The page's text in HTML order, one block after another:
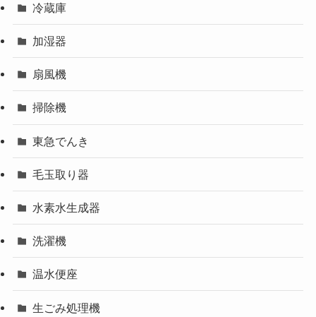
冷蔵庫
加湿器
扇風機
掃除機
東急でんき
毛玉取り器
水素水生成器
洗濯機
温水便座
生ごみ処理機